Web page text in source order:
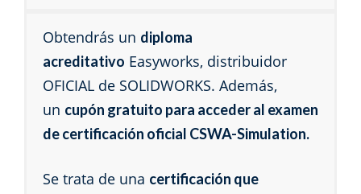
Obtendrás un diploma
acreditativo Easyworks, distribuidor
OFICIAL de SOLIDWORKS. Además,
un cupón gratuito para acceder al examen
de certificación oficial CSWA-Simulation.
Se trata de una certificación que